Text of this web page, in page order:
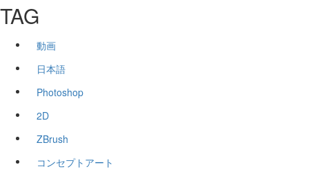
TAG
動画
日本語
Photoshop
2D
ZBrush
コンセプトアート